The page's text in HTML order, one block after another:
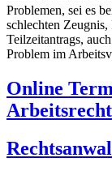
Problemen, sei es
schlechten
Teilzeitantrags,
Problem im
Online